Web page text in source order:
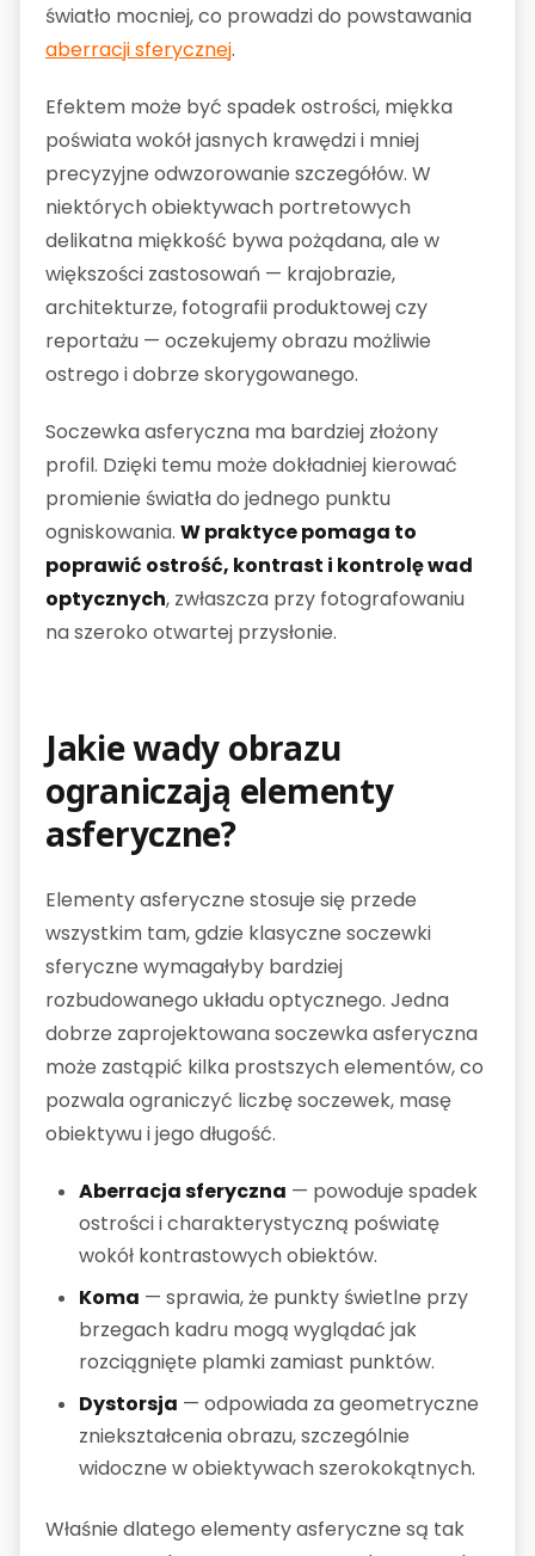
światło mocniej, co prowadzi do powstawania
aberracji sferycznej.
Efektem może być spadek ostrości, miękka
poświata wokół jasnych krawędzi i mniej
precyzyjne odwzorowanie szczegółów. W
niektórych obiektywach portretowych
delikatna miękkość bywa pożądana, ale w
większości zastosowań — krajobrazie,
architekturze, fotografii produktowej czy
reportażu — oczekujemy obrazu możliwie
ostrego i dobrze skorygowanego.
Soczewka asferyczna ma bardziej złożony
profil. Dzięki temu może dokładniej kierować
promienie światła do jednego punktu
ogniskowania. W praktyce pomaga to
poprawić ostrość, kontrast i kontrolę wad
optycznych, zwłaszcza przy fotografowaniu
na szeroko otwartej przysłonie.
Jakie wady obrazu
ograniczają elementy
asferyczne?
Elementy asferyczne stosuje się przede
wszystkim tam, gdzie klasyczne soczewki
sferyczne wymagałyby bardziej
rozbudowanego układu optycznego. Jedna
dobrze zaprojektowana soczewka asferyczna
może zastąpić kilka prostszych elementów, co
pozwala ograniczyć liczbę soczewek, masę
obiektywu i jego długość.
Aberracja sferyczna — powoduje spadek
ostrości i charakterystyczną poświatę
wokół kontrastowych obiektów.
Koma — sprawia, że punkty świetlne przy
brzegach kadru mogą wyglądać jak
rozciągnięte plamki zamiast punktów.
Dystorsja — odpowiada za geometryczne
zniekształcenia obrazu, szczególnie
widoczne w obiektywach szerokokątnych.
Właśnie dlatego elementy asferyczne są tak